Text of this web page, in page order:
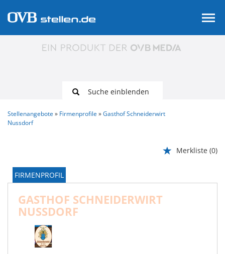
Suche einblenden
Stellenangebote Firmenprofile
Gasthof Schneiderwirt
Nussdorf
Merkliste (0)
FIRMENPROFIL
GASTHOF SCHNEIDERWIRT
NUSSDORF